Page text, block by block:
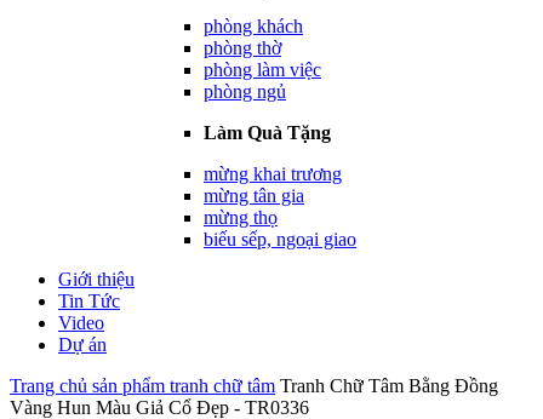
phòng khách
phòng thờ
phòng làm việc
phòng ngủ
Làm Quà Tặng
mừng khai trương
mừng tân gia
mừng thọ
biếu sếp, ngoại giao
Giới thiệu
Tin Tức
Video
Dự án
Trang chủ sản phẩm tranh chữ tâm Tranh Chữ Tâm Bằng Đồng
Vàng Hun Màu Giả Cổ Đẹp - TR0336